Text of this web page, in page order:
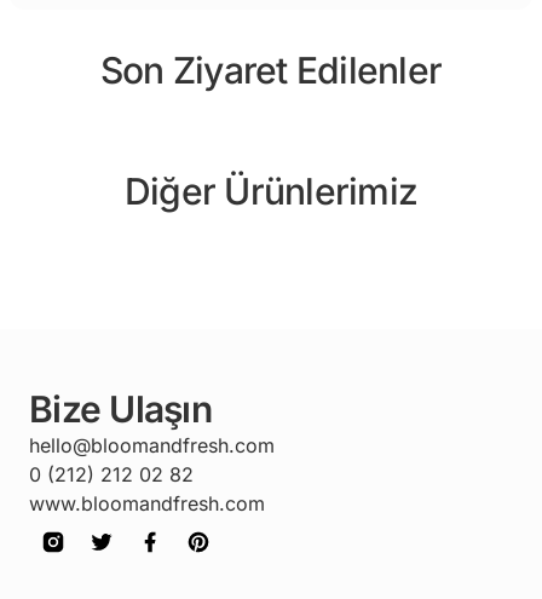
Son Ziyaret Edilenler
Diğer Ürünlerimiz
Bize Ulaşın
hello@bloomandfresh.com
0 (212) 212 02 82
www.bloomandfresh.com